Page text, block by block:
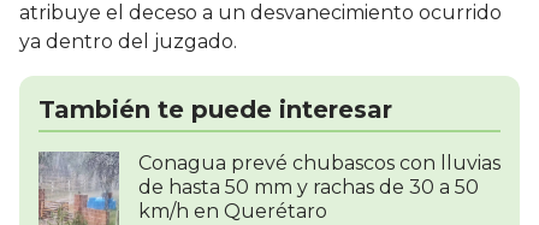
atribuye el deceso a un desvanecimiento ocurrido
ya dentro del juzgado.
También te puede interesar
Conagua prevé chubascos con lluvias
de hasta 50 mm y rachas de 30 a 50
km/h en Querétaro